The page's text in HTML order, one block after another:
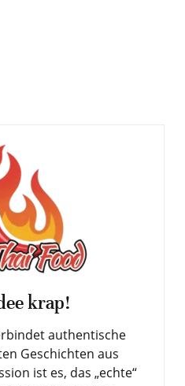
krap!
authentische
Geschichten aus
ist es, das „echte“